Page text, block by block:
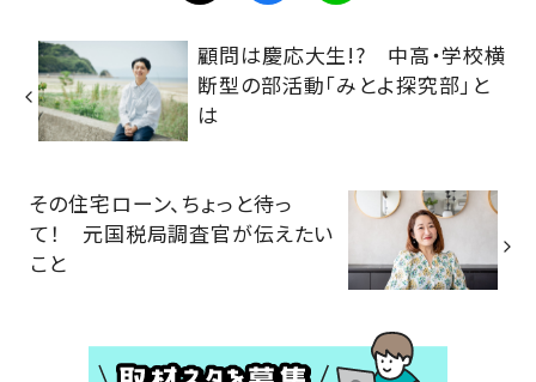
顧問は慶応大生!? 中高・学校横
断型の部活動「みとよ探究部」と
は
その住宅ローン、ちょっと待っ
て！ 元国税局調査官が伝えたい
こと